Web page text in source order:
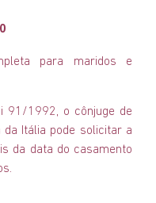
para maridos e
91/1992, o cônjuge de
da Itália pode solicitar a
da data do casamento